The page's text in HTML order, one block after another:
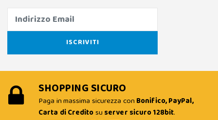
SHOPPING SICURO
Paga in massima sicurezza con Bonifico, PayPal,
Carta di Creditosu server sicuro 128bit.